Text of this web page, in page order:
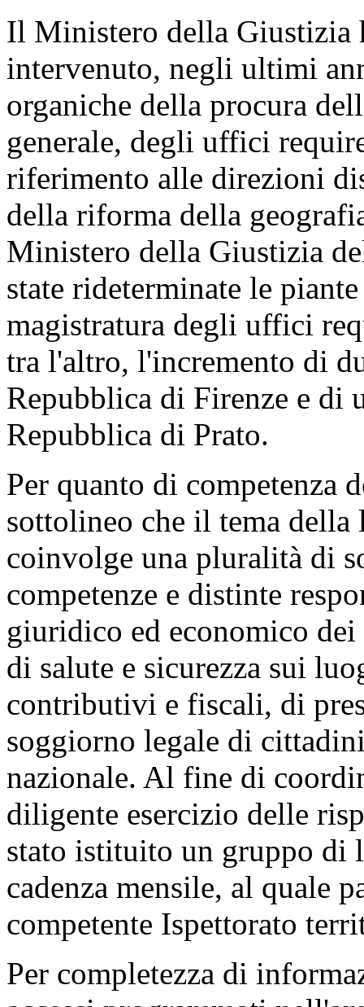
Il Ministero della Giustizia
intervenuto, negli ultimi
organiche della procura
generale, degli uffici
riferimento alle direzioni
della riforma della
Ministero della Giustizia
state rideterminate le
magistratura degli uffici
tra l'altro, l'incremento di
Repubblica di Firenze e di
Repubblica di Prato.
Per quanto di competenza
sottolineo che il tema
coinvolge una pluralità di
competenze e distinte
giuridico ed economico
di salute e sicurezza sui
contributivi e fiscali, di
soggiorno legale di
nazionale. Al fine di
diligente esercizio delle
stato istituito un gruppo di
cadenza mensile, al quale
competente Ispettorato
Per completezza di